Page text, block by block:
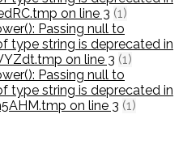
on line 3 (1)
Passing null to
type string is deprecated in
on line 3 (1)
Passing null to
type string is deprecated in
on line 3 (1)